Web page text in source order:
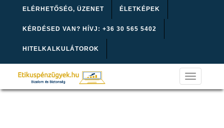
ELÉRHETŐSÉG, ÜZENET ÉLETKÉPEK
KÉRDÉSED VAN? HÍVJ: +36 30 565 5402
HITELKALKULÁTOROK
Toggle
navigation